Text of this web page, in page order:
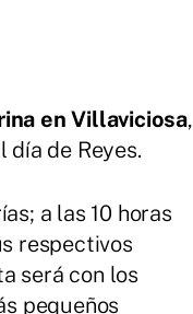
en Villaviciosa,
día de Reyes.
a las 10 horas
respectivos
será con los
pequeños